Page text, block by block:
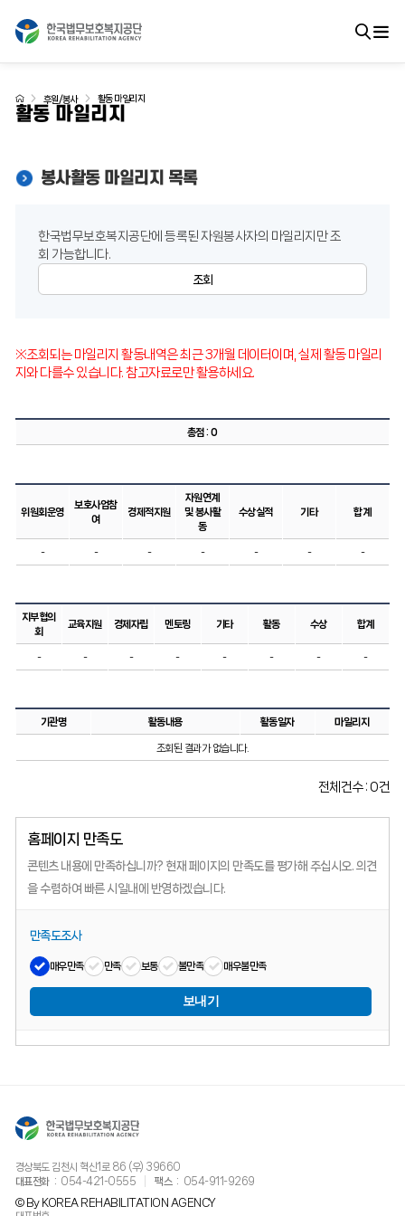
활동 마일리지
후원/봉사 활동 마일리지
봉사활동 마일리지 목록
한국법무보호복지공단에 등록된 자원봉사자의 마일리지만 조
회 가능합니다.
※조회되는 마일리지 활동내역은 최근 3개월 데이터이며, 실제 활동 마일리
지와 다를수 있습니다. 참고자료로만 활용하세요.
총점 : 0
위원회운영
보호사업참
여
경제적지원
자원연계
및 봉사활
동
수상실적 기타 합계
- - - - - - -
지부협의
회
교육지원 경제자립 멘토링 기타 활동 수상 합계
- - - - - - - -
기관명 활동내용 활동일자 마일리지
조회된 결과가 없습니다.
전체건수 : 0건
홈페이지 만족도
콘텐츠 내용에 만족하십니까? 현재 페이지의 만족도를 평가해 주십시오. 의견
을 수렴하여 빠른 시일내에 반영하겠습니다.
만족도조사
매우만족 만족 보통 불만족 매우불만족
보내기
경상북도 김천시 혁신1로 86 (우) 39660
대표전화
054-421-0555 팩스 054-911-9269
© By KOREA REHABILITATION AGENCY